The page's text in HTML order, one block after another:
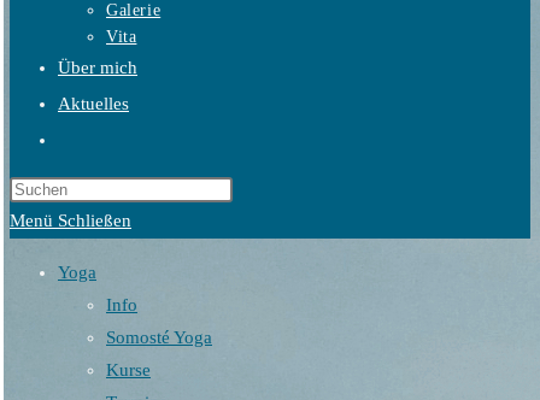
Galerie
Vita
Über mich
Aktuelles
Suche
umschalten
Menü Schließen
Yoga
Info
Somosté Yoga
Kurse